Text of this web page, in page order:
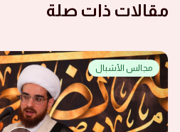
مقالات ذات صلة
مجالس الأشبال